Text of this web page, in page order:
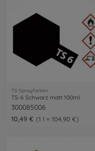
TS-Sprayfarben
TS-6 Schwarz matt 100ml
300085006
10,49 €
1 l = 104,90 €